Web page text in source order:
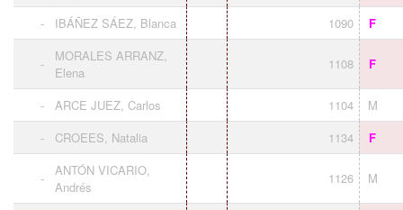
- IBÁÑEZ SÁEZ, Blanca 1090 F
-
MORALES ARRANZ,
Elena
1108 F
- ARCE JUEZ, Carlos 1104
M
-
CROEES, Natalia 1134 F
-
ANTÓN VICARIO,
Andrés
1126 M